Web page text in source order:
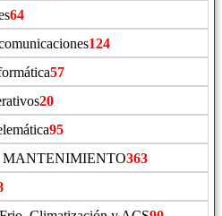
64
124
57
20
95
363